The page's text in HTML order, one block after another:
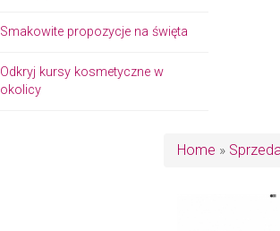
Smakowite propozycje na święta
Odkryj kursy kosmetyczne w
okolicy
Home »